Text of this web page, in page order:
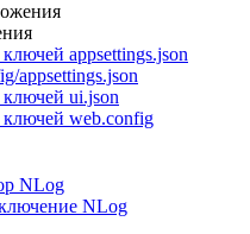
appsettings.json
appsettings.json
ui.json
web.config
NLog
NLog